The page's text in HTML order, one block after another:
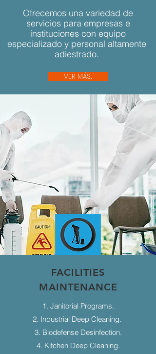
Ofrecemos una variedad de
servicios para empresas e
instituciones con equipo
especializado y personal altamente
adiestrado.
VER MÁS...
FACILITIES
MAINTENANCE
1. Janitorial Programs.
2. Industrial Deep Cleaning.
3. Biodefense Desinfection.
4. Kitchen Deep Cleaning.